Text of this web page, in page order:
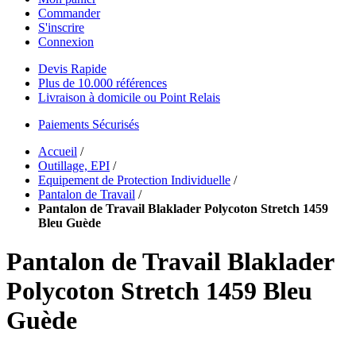
Commander
S'inscrire
Connexion
Devis Rapide
Plus de 10.000 références
Livraison à domicile ou Point Relais
Paiements Sécurisés
Accueil /
Outillage, EPI /
Equipement de Protection Individuelle /
Pantalon de Travail /
Pantalon de Travail Blaklader Polycoton Stretch 1459
Bleu Guède
Pantalon de Travail Blaklader
Polycoton Stretch 1459 Bleu
Guède